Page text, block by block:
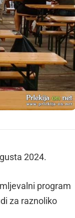
2024.
program
za raznoliko